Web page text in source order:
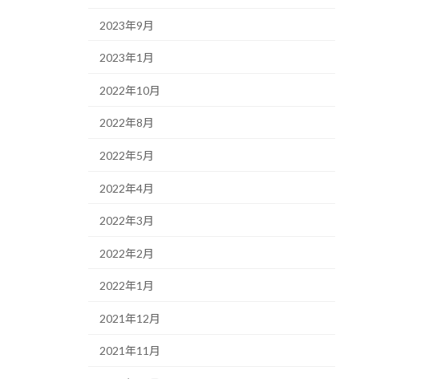
2023年9月
2023年1月
2022年10月
2022年8月
2022年5月
2022年4月
2022年3月
2022年2月
2022年1月
2021年12月
2021年11月